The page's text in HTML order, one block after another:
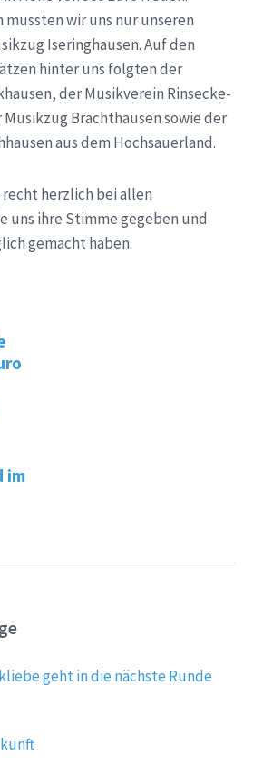
mussten wir uns nur unseren
Iseringhausen. Auf den
hinter uns folgten der
der Musikverein Rinsecke-
Brachthausen sowie der
aus dem Hochsauerland.
herzlich bei allen
uns ihre Stimme gegeben und
gemacht haben.
im
geht in die nächste Runde